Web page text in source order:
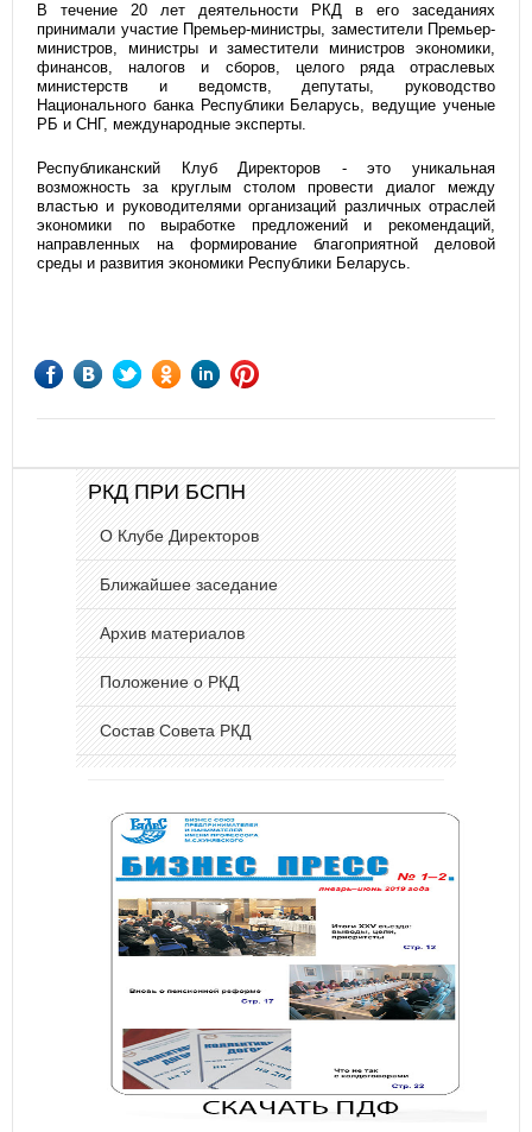
В течение 20 лет деятельности РКД в его заседаниях
принимали участие Премьер-министры, заместители Премьер-
министров, министры и заместители министров экономики,
финансов, налогов и сборов, целого ряда отраслевых
министерств и ведомств, депутаты, руководство
Национального банка Республики Беларусь, ведущие ученые
РБ и СНГ, международные эксперты.
Республиканский Клуб Директоров - это уникальная
возможность за круглым столом провести диалог между
властью и руководителями организаций различных отраслей
экономики по выработке предложений и рекомендаций,
направленных на формирование благоприятной деловой
среды и развития экономики Республики Беларусь.
РКД ПРИ БСПН
О Клубе Директоров
Ближайшее заседание
Архив материалов
Положение о РКД
Состав Совета РКД